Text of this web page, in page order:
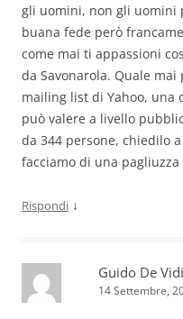
gli uomini, non gli uomini
buana fede però
come mai ti appassioni
da Savonarola. Quale
mailing list di Yahoo, una
può valere a livello
da 344 persone, chiedilo
facciamo di una pagliuzza
Rispondi ↓
Guido De Vidi
14 Settembre,